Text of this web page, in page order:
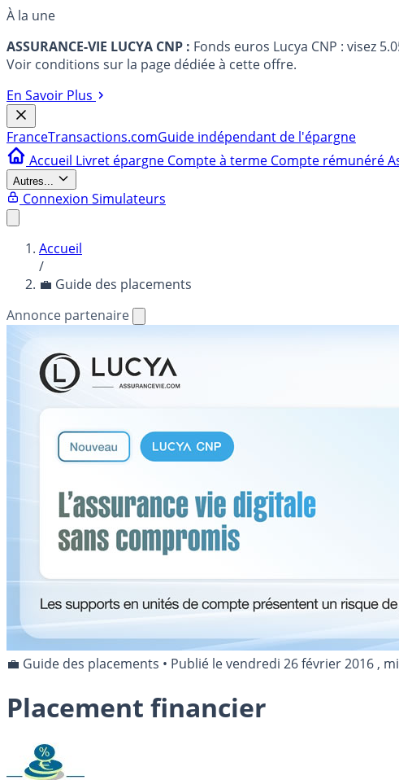
À la une
ASSURANCE-VIE LUCYA CNP : Fonds euros Lucya CNP : visez
Voir conditions sur la page dédiée à cette offre.
En Savoir Plus
FranceTransactions.comGuide indépendant de l'épargne
Accueil Livret épargne Compte à terme Compte rémunéré
Autres...
Connexion Simulateurs
Accueil
/
💼 Guide des placements
Annonce partenaire
💼 Guide des placements • Publié levendredi 26 février 2016 ,
Placement financier